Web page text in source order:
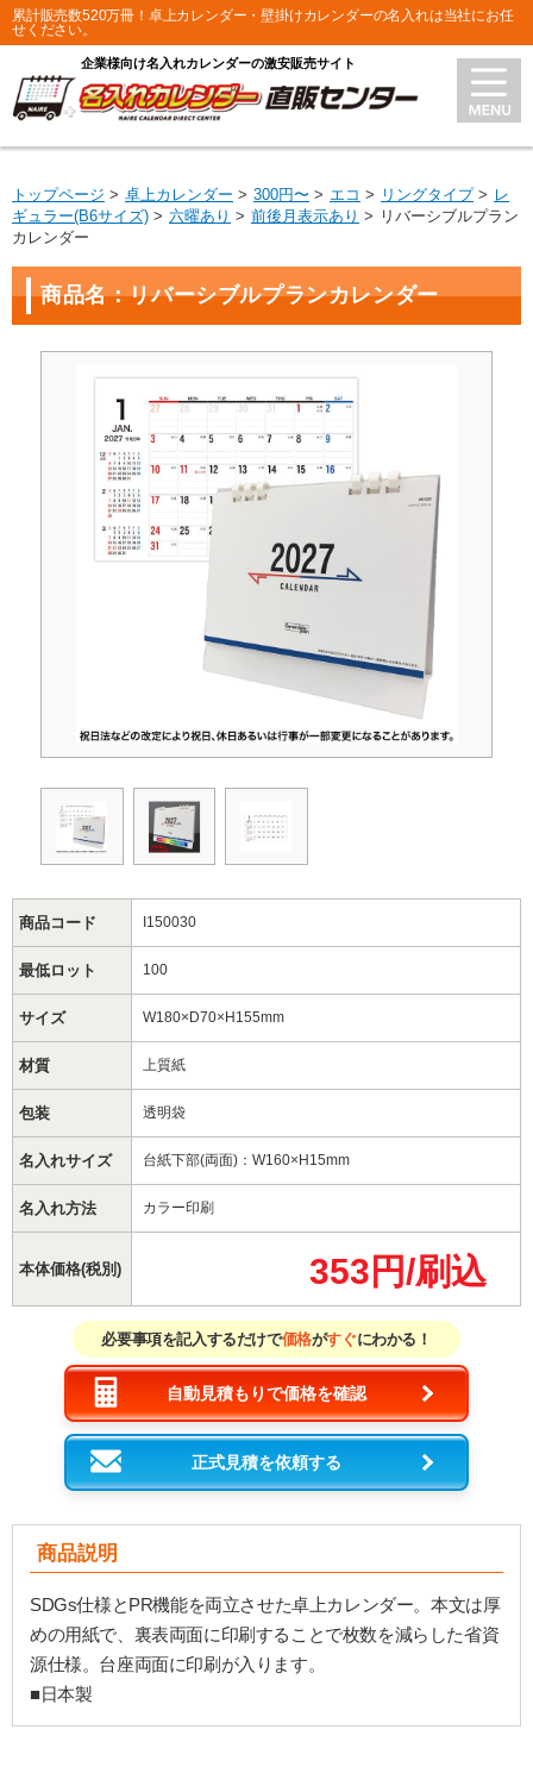
累計販売数520万冊！卓上カレンダー・壁掛けカレンダーの名入れは当社にお任
せください。
企業様向け名入れカレンダーの激安販売サイト
トップページ 卓上カレンダー 300円〜 エコ リングタイプ
レ
ギュラー(B6サイズ)
六曜あり 前後月表示あり
リバーシブルプラン
カレンダー
商品名：リバーシブルプランカレンダー
商品コード I150030
最低ロット 100
サイズ W180×D70×H155mm
材質 上質紙
包装 透明袋
名入れサイズ 台紙下部(両面)：W160×H15mm
名入れ方法 カラー印刷
本体価格(税別) 353円/刷込
必要事項を記入するだけで価格がすぐにわかる！
自動見積もりで価格を確認
正式見積を依頼する
商品説明
SDGs仕様とPR機能を両立させた卓上カレンダー。本文は厚
めの用紙で、裏表両面に印刷することで枚数を減らした省資
源仕様。台座両面に印刷が入ります。
■日本製